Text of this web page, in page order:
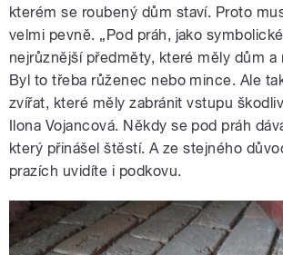
kterém se roubený dům staví. Proto
velmi pevně. „Pod práh, jako
nejrůznější předměty, které měly dům a
Byl to třeba růženec nebo mince. Ale
zvířat, které měly zabránit vstupu
Ilona Vojancová. Někdy se pod práh
který přinášel štěstí. A ze stejného
prazích uvidíte i podkovu.